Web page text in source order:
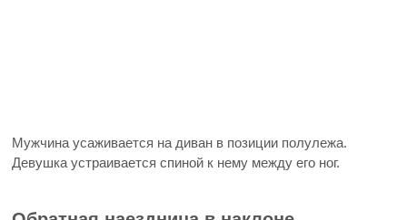
Мужчина усаживается на диван в позиции полулежа.
Девушка устраивается спиной к нему между его ног.